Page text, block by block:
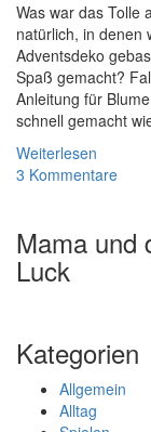
Was war das Tolle
natürlich, in denen
Adventsdeko
Spaß gemacht?
Anleitung für
schnell gemacht
Weiterlesen
3 Kommentare
Mama und
Luck
Kategorien
Allgemein
Alltag